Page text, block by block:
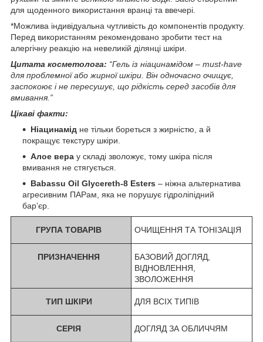
для щоденного використання вранці та ввечері.
*Можлива індивідуальна чутливість до компонентів продукту.
Перед використанням рекомендовано зробити тест на
алергічну реакцію на невеликій ділянці шкіри.
Цитата косметолога: “Гель із ніацинамідом – must-have
для проблемної або жирної шкіри. Він одночасно очищує,
заспокоює і не пересушує, що рідкість серед засобів для
вмивання.”
Цікаві факти:
Ніацинамід не тільки бореться з жирністю, а й
покращує текстуру шкіри.
Алое вера у складі зволожує, тому шкіра після
вмивання не стягується.
Babassu Oil Glycereth-8 Esters – ніжна альтернатива
агресивним ПАРам, яка не порушує гідроліпідний
бар’єр.
ГРУПА ТОВАРІВ ОЧИЩЕННЯ ТА ТОНІЗАЦІЯ
ПРИЗНАЧЕННЯ
БАЗОВИЙ ДОГЛЯД,
ВІДНОВЛЕННЯ,
ЗВОЛОЖЕННЯ
ТИП ШКІРИ ДЛЯ ВСІХ ТИПІВ
СЕРІЯ ДОГЛЯД ЗА ОБЛИЧЧЯМ